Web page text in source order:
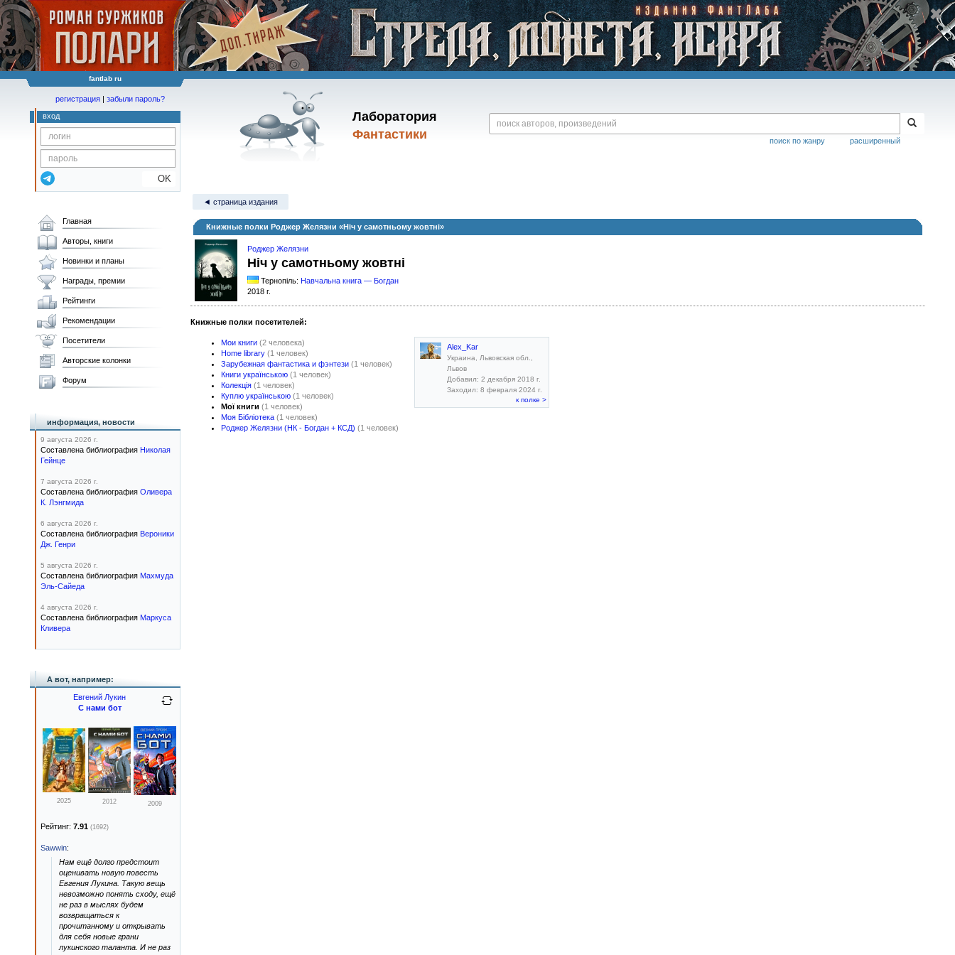
fantlab ru
Лаборатория
Фантастики
расширенный
поиск по жанру
регистрация | забыли пароль?
вход
OK
◄ страница издания
Книжные полки Роджер Желязни «Ніч у самотньому жовтні»
Роджер Желязни
Ніч у самотньому жовтні
Тернопіль: Навчальна книга — Богдан
2018 г.
Книжные полки посетителей:
Мои книги (2 человека)
Home library (1 человек)
Зарубежная фантастика и фэнтези (1 человек)
Книги українською (1 человек)
Колекція (1 человек)
Куплю українською (1 человек)
Мої книги (1 человек)
Моя Бібліотека (1 человек)
Роджер Желязни (НК - Богдан + КСД) (1 человек)
Alex_Kar
Украина, Львовская обл.,
Львов
Добавил: 2 декабря 2018 г.
Заходил: 8 февраля 2024 г.
к полке >
Главная
Авторы, книги
Новинки и планы
Награды, премии
Рейтинги
Рекомендации
Посетители
Авторские колонки
Форум
информация, новости
9 августа 2026 г.
Составлена библиография Николая
Гейнце
7 августа 2026 г.
Составлена библиография Оливера
К. Лэнгмида
6 августа 2026 г.
Составлена библиография Вероники
Дж. Генри
5 августа 2026 г.
Составлена библиография Махмуда
Эль-Сайеда
4 августа 2026 г.
Составлена библиография Маркуса
Кливера
А вот, например:
Евгений Лукин
С нами бот
2025 2012 2009
Рейтинг: 7.91 (1692)
Sawwin:
Нам ещё долго предстоит
оценивать новую повесть
Евгения Лукина. Такую вещь
невозможно понять сходу, ещё
не раз в мыслях будем
возвращаться к
прочитанному и открывать
для себя новые грани
лукинского таланта. И не раз